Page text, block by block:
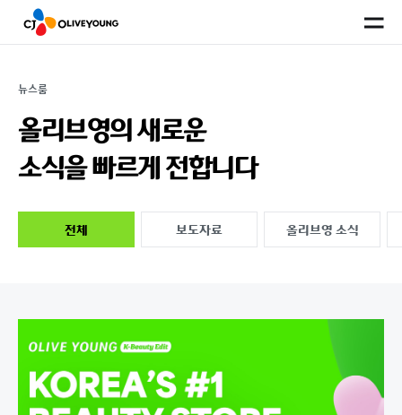
사
이
뉴스룸
올리브영의 새로운
소식을빠르게 전합니다
전체 보도자료 올리브영 소식